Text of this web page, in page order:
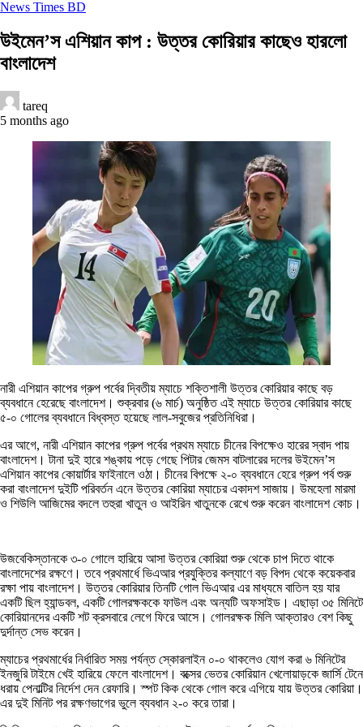
News Times BD
উইমেন’স এশিয়ান কাপ : উত্তর কোরিয়ার কাছেও হারলো
বাংলাদেশ
tareq
5 months ago
নারী এশিয়ান কাপের গ্রুপ পর্বের দ্বিতীয় ম্যাচে শক্তিশালী উত্তর কোরিয়ার কাছে বড়
ব্যবধানে হেরেছে বাংলাদেশ। শুক্রবার (৬ মার্চ) অনুষ্ঠিত এই ম্যাচে উত্তর কোরিয়ার কাছে
৫-০ গোলের ব্যবধানে বিধ্বস্ত হয়েছে লাল-সবুজের প্রতিনিধিরা।
এর আগে, নারী এশিয়ান কাপের গ্রুপ পর্বের প্রথম ম্যাচে চীনের বিপক্ষেও হারের স্বাদ পায়
বাংলাদেশ। টানা দুই হারে শঙ্কায় পড়ে গেছে পিটার জেমস বাটলারের দলের উইমেন’স
এশিয়ান কাপের কোয়ার্টার ফাইনালে ওঠা। চীনের বিপক্ষে ২-০ ব্যবধানে হেরে গ্রুপ পর্ব শুরু
করা বাংলাদেশ দুইটি পরিবর্তন এনে উত্তর কোরিয়া ম্যাচের একাদশ সাজায়। উমহেলা মারমা
ও শিউলি আজিমের বদলে তহুরা খাতুন ও আইরিন খাতুনকে রেখে শুরু করেন বাংলাদেশ কোচ।
উজবেকিস্তানকে ৩-০ গোলে হারিয়ে আসা উত্তর কোরিয়া শুরু থেকে চাপ দিতে থাকে
বাংলাদেশের রক্ষণে। তবে প্রথমার্ধে ভিএআর প্রযুক্তির কল্যাণে বড় বিপদ থেকে কয়েকবার
রক্ষা পায় বাংলাদেশ। উত্তর কোরিয়ার তিনটি গোল ভিএআর এর মাধ্যমে বাতিল হয় যার
একটি ছিল হ্যান্ডবল, একটি গোলরক্ষককে ফাউল এবং অন্যটি অফসাইড। এছাড়া ৩৫ মিনিটে
কোরিয়ানদের একটি শট ক্রসবারে লেগে ফিরে আসে। গোলরক্ষক মিলি আক্তারও বেশ কিছু
দুর্দান্ত সেভ করেন।
ম্যাচের প্রথমার্ধের নির্ধারিত সময় পর্যন্ত স্কোরলাইন ০-০ থাকলেও যোগ করা ৬ মিনিটের
ইনজুরি টাইমে খেই হারিয়ে ফেলে বাংলাদেশ। বক্সের ভেতর কোরিয়ান খেলোয়াড়কে জার্সি টেনে
ধরায় পেনাল্টির নির্দেশ দেন রেফারি। স্পট কিক থেকে গোল করে এগিয়ে যায় উত্তর কোরিয়া।
এর দুই মিনিট পর রক্ষণভাগের ভুলে ব্যবধান ২-০ করে তারা।